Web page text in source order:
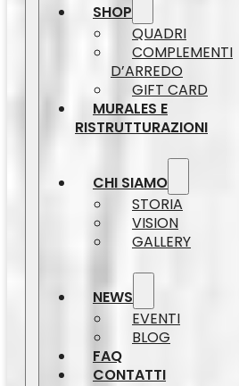
SHOP
QUADRI
COMPLEMENTI
D’ARREDO
GIFT CARD
MURALES E
RISTRUTTURAZIONI
CHI SIAMO
STORIA
VISION
GALLERY
NEWS
EVENTI
BLOG
FAQ
CONTATTI